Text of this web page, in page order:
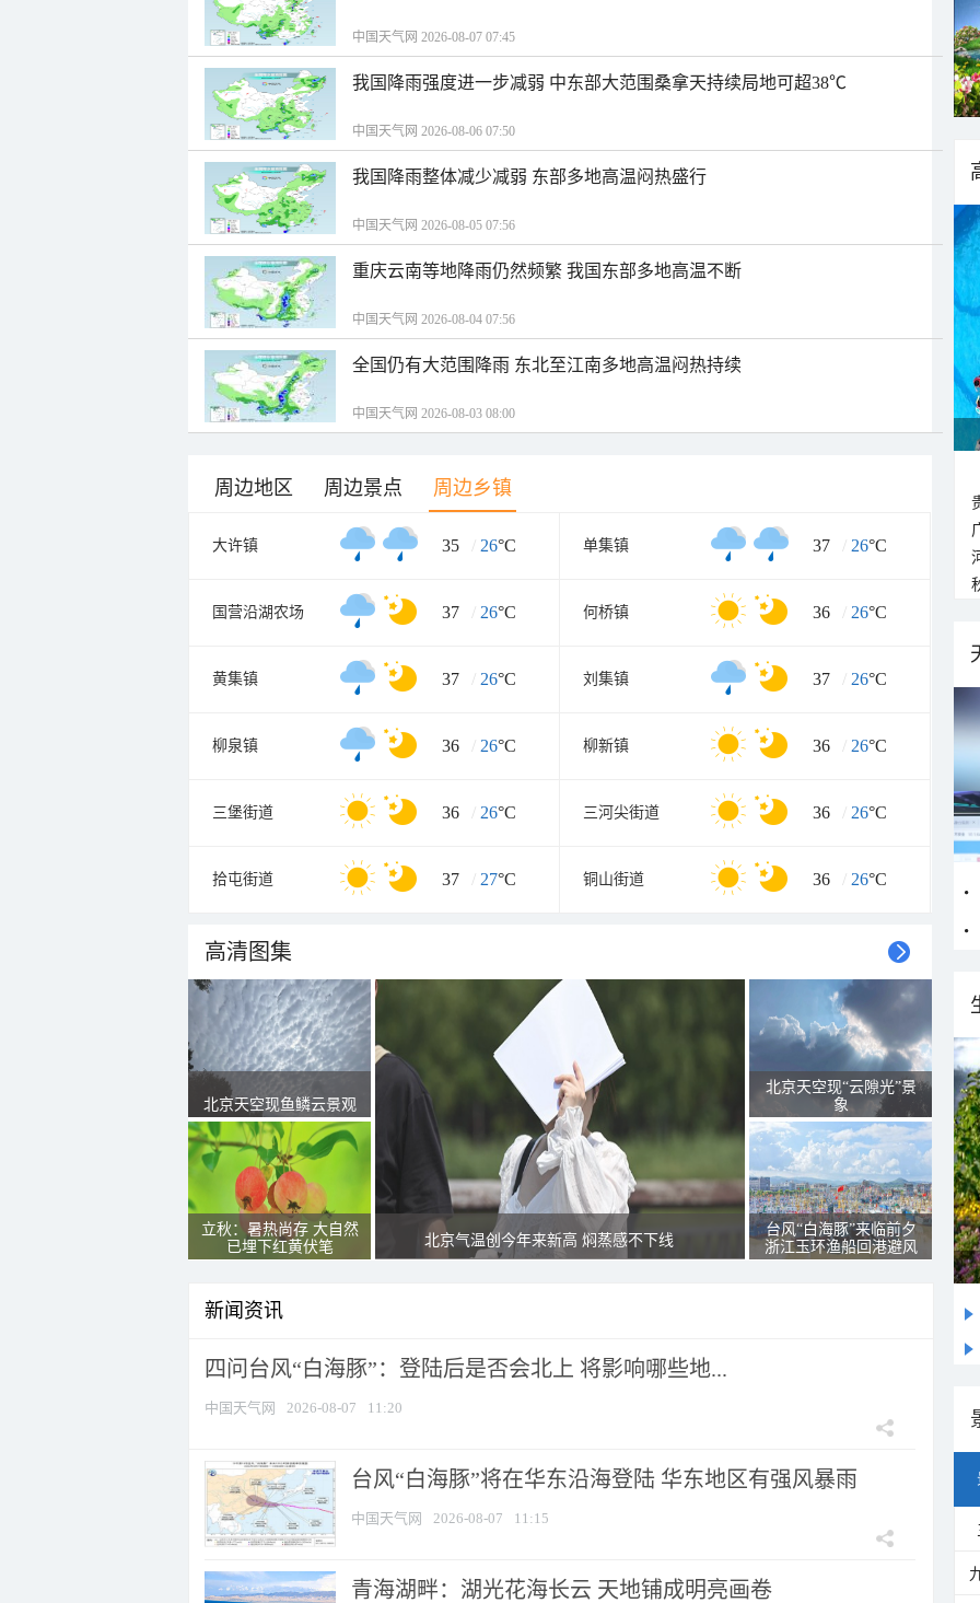
中国天气网 2026-08-07 07:45
我国降雨强度进一步减弱 中东部大范围桑拿天持续局地可超38℃
中国天气网 2026-08-06 07:50
我国降雨整体减少减弱 东部多地高温闷热盛行
中国天气网 2026-08-05 07:56
重庆云南等地降雨仍然频繁 我国东部多地高温不断
中国天气网 2026-08-04 07:56
全国仍有大范围降雨 东北至江南多地高温闷热持续
中国天气网 2026-08-03 08:00
周边地区 周边景点 周边乡镇
大许镇 35 / 26°C 单集镇 37 / 26°C
国营沿湖农场 37 / 26°C 何桥镇 36 / 26°C
黄集镇 37 / 26°C 刘集镇 37 / 26°C
柳泉镇 36 / 26°C 柳新镇 36 / 26°C
三堡街道 36 / 26°C 三河尖街道 36 / 26°C
拾屯街道 37 / 27°C 铜山街道 36 / 26°C
高清图集
北京天空现鱼鳞云景观
立秋：暑热尚存 大自然
已埋下红黄伏笔
北京气温创今年来新高 焖蒸感不下线
北京天空现“云隙光”景
象
台风“白海豚”来临前夕
浙江玉环渔船回港避风
新闻资讯
四问台风“白海豚”：登陆后是否会北上 将影响哪些地...
中国天气网 2026-08-07 11:20
台风“白海豚”将在华东沿海登陆 华东地区有强风暴雨
中国天气网 2026-08-07 11:15
青海湖畔：湖光花海长云 天地铺成明亮画卷